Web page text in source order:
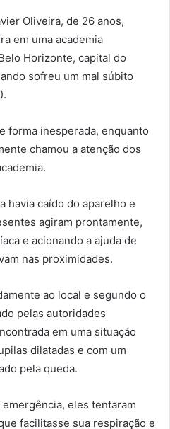
Oliveira, de 26 anos,
em uma academia
Horizonte, capital do
sofreu um mal súbito
forma inesperada, enquanto
chamou a atenção dos
havia caído do aparelho e
agiram prontamente,
e acionando a ajuda de
nas proximidades.
ao local e segundo o
pelas autoridades
em uma situação
dilatadas e com um
pela queda.
eles tentaram
facilitasse sua respiração e